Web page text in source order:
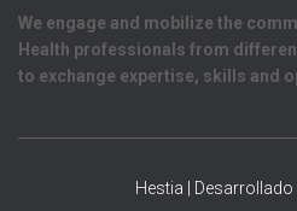
We engage and mobilize the
Health professionals from
to exchange expertise, skills and
Hestia |